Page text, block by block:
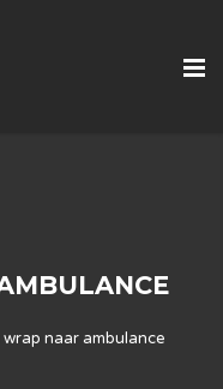
naar ambulance